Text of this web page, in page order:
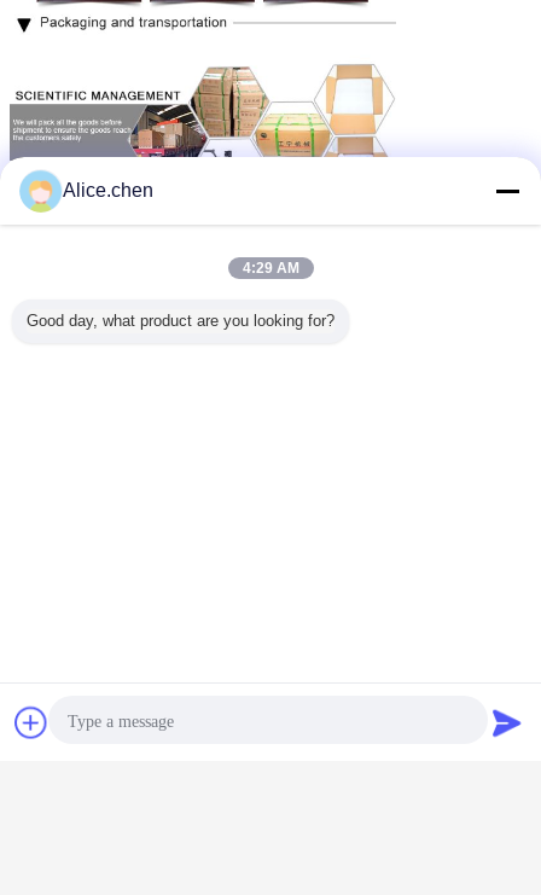
Chiacchierare
Alice.chen
4:29 AM
Good day, what product are you looking for?